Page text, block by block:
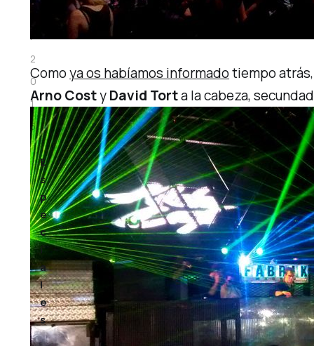
Comoya os habíamos informadotiempo atrás,
Arno CostyDavid Torta la cabeza,
.
2
0
1
5
E
s
p
e
c
i
a
l
e
s